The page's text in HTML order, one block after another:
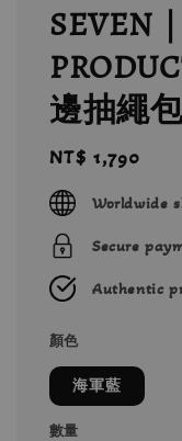
SEVEN
邊抽繩
Regular
price
NT$ 1,790
Worldwide
Secure
Authentic
顏色
海軍藍
數量